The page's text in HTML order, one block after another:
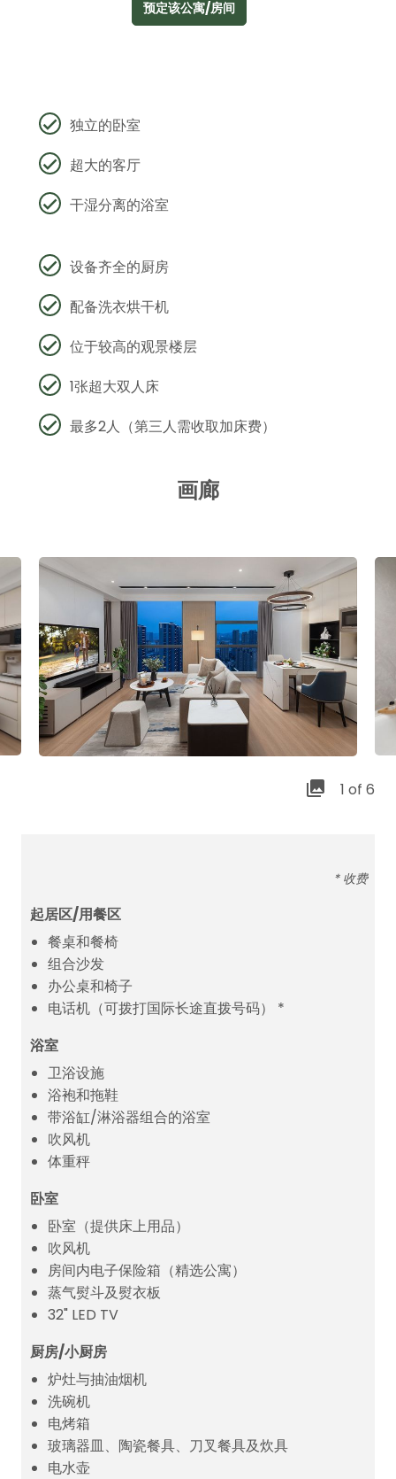
预定该公寓/房间
独立的卧室
超大的客厅
干湿分离的浴室
设备齐全的厨房
配备洗衣烘干机
位于较高的观景楼层
1张超大双人床
最多2人（第三人需收取加床费）
画廊
1 of 6
* 收费
起居区/用餐区
餐桌和餐椅
组合沙发
办公桌和椅子
电话机（可拨打国际长途直拨号码） *
浴室
卫浴设施
浴袍和拖鞋
带浴缸/淋浴器组合的浴室
吹风机
体重秤
卧室
卧室（提供床上用品）
吹风机
房间内电子保险箱（精选公寓）
蒸气熨斗及熨衣板
32" LED TV
厨房/小厨房
炉灶与抽油烟机
洗碗机
电烤箱
玻璃器皿、陶瓷餐具、刀叉餐具及炊具
电水壶